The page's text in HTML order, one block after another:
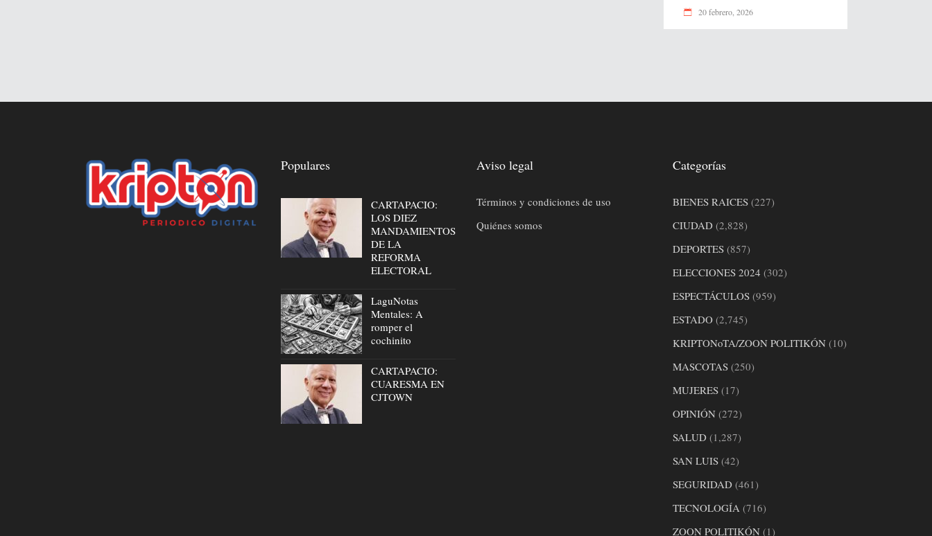
20 febrero, 2026
Populares
CARTAPACIO:
LOS DIEZ
MANDAMIENTOS
DE LA
REFORMA
ELECTORAL
LaguNotas
Mentales: A
romper el
cochinito
CARTAPACIO:
CUARESMA EN
CJTOWN
Aviso legal
Términos y condiciones de uso
Quiénes somos
Categorías
BIENES RAICES(227)
CIUDAD(2,828)
DEPORTES(857)
ELECCIONES 2024 (302)
ESPECTÁCULOS(959)
ESTADO(2,745)
KRIPTONoTA/ZOON POLITIKÓN(10)
MASCOTAS(250)
MUJERES(17)
OPINIÓN(272)
SALUD(1,287)
SAN LUIS(42)
SEGURIDAD(461)
TECNOLOGÍA (716)
ZOON POLITIKÓN(1)